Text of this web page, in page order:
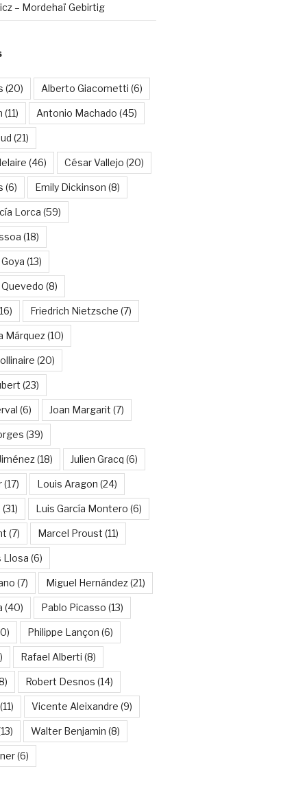
– Mordehaï Gebirtig
(20) Alberto Giacometti (6)
(11) Antonio Machado (45)
(21)
(46) César Vallejo (20)
(6) Emily Dickinson (8)
Lorca (59)
(18)
(13)
(8)
Friedrich Nietzsche (7)
Márquez(10)
(20)
(23)
(6) Joan Margarit (7)
(39)
(18) Julien Gracq (6)
(17) Louis Aragon (24)
(31) Luis García Montero (6)
(7) Marcel Proust (11)
Llosa (6)
(7) Miguel Hernández(21)
(40) Pablo Picasso (13)
Philippe Lançon (6)
Rafael Alberti (8)
Robert Desnos (14)
(11) Vicente Aleixandre (9)
Walter Benjamin (8)
(6)